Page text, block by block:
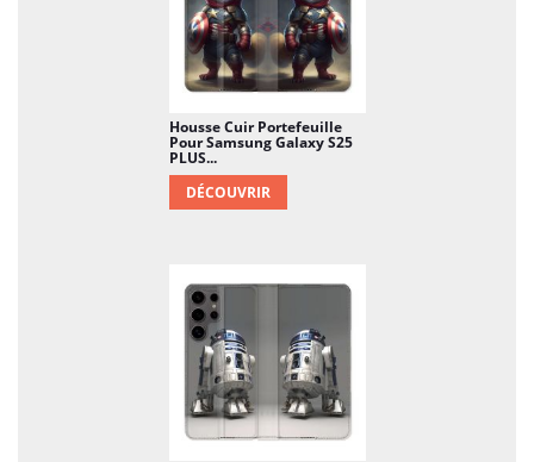
Housse Cuir Portefeuille
Pour Samsung Galaxy S25
PLUS...
DÉCOUVRIR